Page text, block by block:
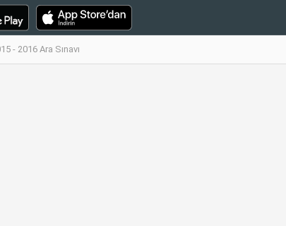
- 2016 Ara Sınavı